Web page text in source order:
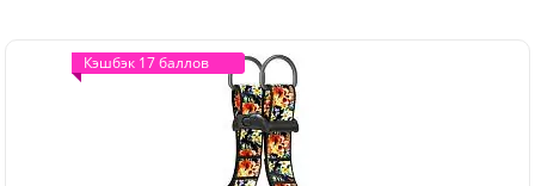
Кэшбэк 17 баллов
Кэшбэк 17 баллов